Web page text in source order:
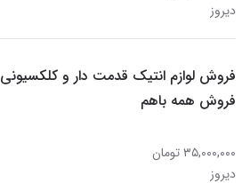
دیروز
فروش لوازم انتیک قدمت دار و کلکسیونی
فروش همه باهم
۳۵,۰۰۰,۰۰۰ تومان
دیروز